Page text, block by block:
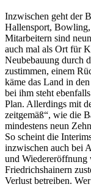
Inzwischen geht der
Hallensport, Bowling,
Mitarbeitern sind
auch mal als Ort für
Neubebauung durch
zustimmen, einem
käme das Land in
bei ihm steht
Plan. Allerdings mit
zeitgemäß“, wie die
mindestens neun
So scheint die
inzwischen auch bei
und Wiedereröffnung
Friedrichshainern
Verlust betreiben.